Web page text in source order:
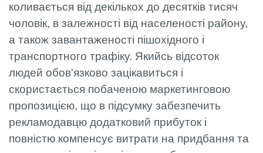
коливається від декількох до десятків тисяч
чоловік, в залежності від населеності району,
а також завантаженості пішохідного і
транспортного трафіку. Якийсь відсоток
людей обов'язково зацікавиться і
скористається побаченою маркетинговою
пропозицією, що в підсумку забезпечить
рекламодавцю додатковий прибуток і
повністю компенсує витрати на придбання та